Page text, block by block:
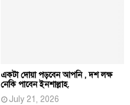
একটা দোয়া পড়বেন আপনি , দশ লক্ষ
নেকি পাবেন ইনশাল্লাহ.
July 21, 2026